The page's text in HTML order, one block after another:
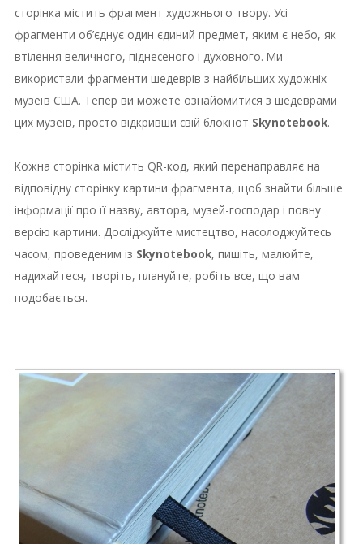
сторінка містить фрагмент художнього твору. Усі
фрагменти об’єднує один єдиний предмет, яким є небо, як
втілення величного, піднесеного і духовного. Ми
використали фрагменти шедеврів з найбільших художніх
музеїв США. Тепер ви можете ознайомитися з шедеврами
цих музеїв, просто відкривши свій блокнот Skynotebook.
Кожна сторінка містить QR-код, який перенаправляє на
відповідну сторінку картини фрагмента, щоб знайти більше
інформації про її назву, автора, музей-господар і повну
версію картини. Досліджуйте мистецтво, насолоджуйтесь
часом, проведеним із Skynotebook, пишіть, малюйте,
надихайтеся, творіть, плануйте, робіть все, що вам
подобається.